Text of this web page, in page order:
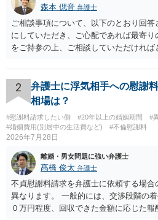
森本 偲音 弁護士
ご相談事項について、以下のとおり回
にしていただき、ご心配であれば最寄
をご持参の上、ご相談していただけれ
される可能性はあるのか ⇒LINEを含む
やり取り等の経緯、誓約書の内容等を
の 金銭であったと評価される可能性は
切関与しないなら100万円振り込む」と
どの程度証拠価値があるのか ⇒前後のや
を見ない限り、具体的な判断はできませ
することは認められるのか。 ⇒おそらく
取る正当な権利がないのに利益を取得し
るものかと推察しますので、 貸金返還
は現在、収入も不安定で貯金もなくリボ
今年に再婚したが主人はお金に厳しい
2
弁護士に浮気相手への慰謝
相場は？
#慰謝料請求したい側 #20年以上の婚姻期間
#
#婚姻費用(別居中の生活費など)
#不倫慰謝料
2026年7月28日
離婚・男女問題に強い弁護士
髙橋 俊太 弁護士
不貞慰謝料請求を弁護士に依頼する場
異なります。 一般的には、交渉段階の
０万円程度、回収できた金額に応じた